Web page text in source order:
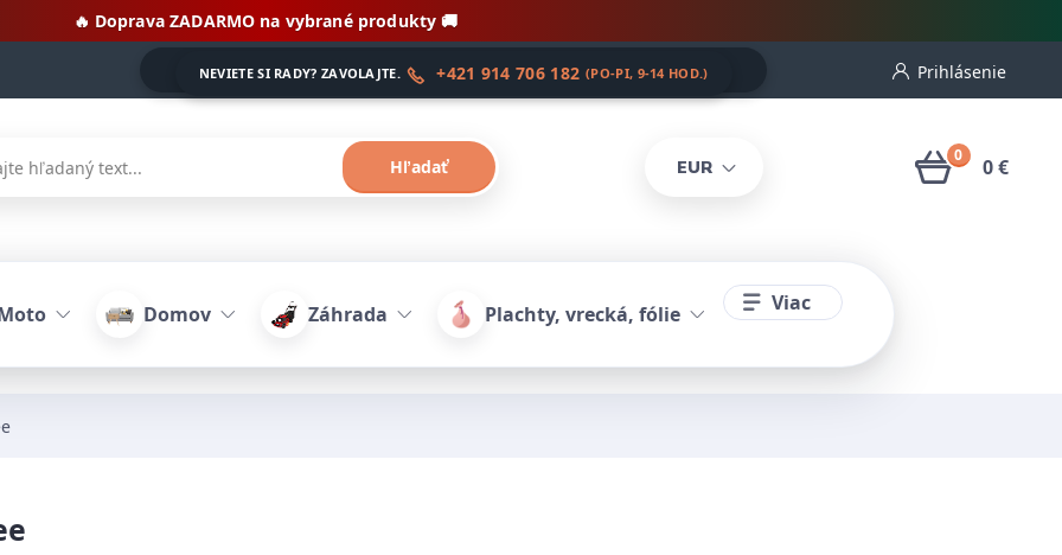
🔥 Doprava ZADARMO na vybrané produkty 🚚
EUR
Prihlásenie
Hľadať
NEVIETE SI RADY? ZAVOLAJTE. +421 914 706 182 (PO-PI, 9-14 HOD.)
0 0 €
Domov Záhrada Plachty, vrecká, fólie Viac